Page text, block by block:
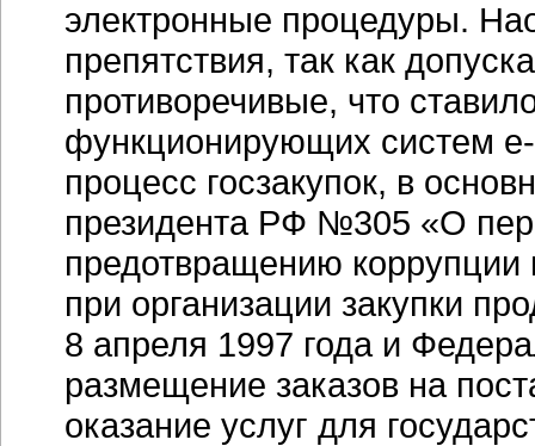
электронные процедуры.
препятствия, так как
противоречивые, что
функционирующих систем
процесс госзакупок, в
президента РФ №305 «О
предотвращению
при организации закупки
8 апреля 1997 года и
размещение заказов на
оказание услуг для